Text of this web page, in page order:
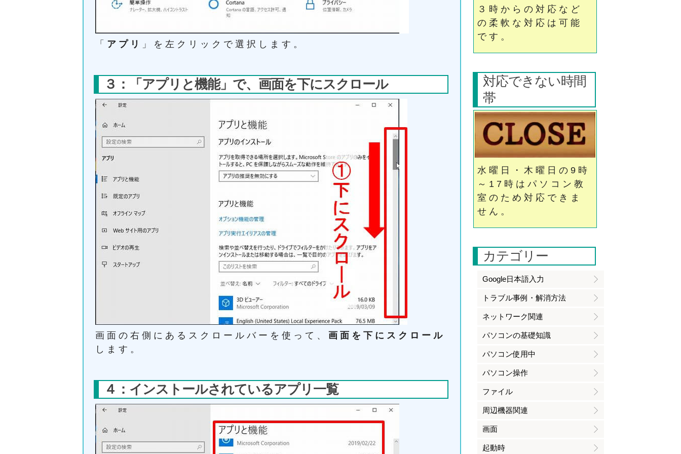
「 アプリ 」を左クリックで選択します。
３：「アプリと機能」で、画面を下にスクロール
画面の右側にあるスクロールバーを使って、 画面を下にスクロール
します。
４：インストールされているアプリ一覧
３時からの対応など
の柔軟な対応は可能
です。
対応できない時間
帯
水曜日・木曜日の9時
～17時はパソコン教
室のため対応できま
せん。
カテゴリー
Google日本語入力
トラブル事例・解消方法
ネットワーク関連
パソコンの基礎知識
パソコン使用中
パソコン操作
ファイル
周辺機器関連
画面
起動時